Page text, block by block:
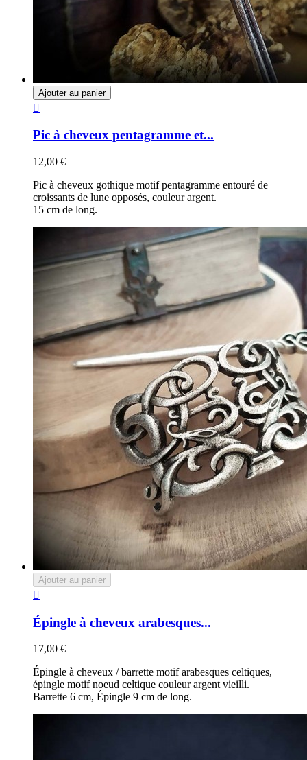
Ajouter au panier

Pic à cheveux pentagramme et...
12,00 €
Pic à cheveux gothique motif pentagramme entouré de
croissants de lune opposés, couleur argent.
15 cm de long.
Ajouter au panier

Épingle à cheveux arabesques...
17,00 €
Épingle à cheveux / barrette motif arabesques celtiques,
épingle motif noeud celtique couleur argent vieilli.
Barrette 6 cm, Épingle 9 cm de long.